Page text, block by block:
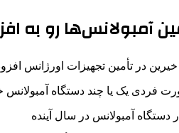
آمبولانس‌ها رو به
خیرین در تأمین تجهیزات اورژانس
فردی یک یا چند دستگاه
آمبولانس در سال آینده